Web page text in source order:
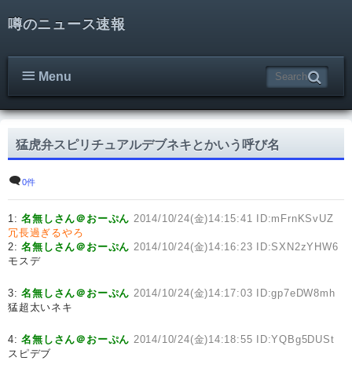
噂のニュース速報
Menu
猛虎弁スピリチュアルデブネキとかいう呼び名
0件
1:名無しさん＠おーぷん 2014/10/24(金)14:15:41 ID:mFrnKSvUZ
冗長過ぎるやろ
2:名無しさん＠おーぷん 2014/10/24(金)14:16:23 ID:SXN2zYHW6
モスデ
3:名無しさん＠おーぷん 2014/10/24(金)14:17:03 ID:gp7eDW8mh
猛超太いネキ
4:名無しさん＠おーぷん 2014/10/24(金)14:18:55 ID:YQBg5DUSt
スピデブ